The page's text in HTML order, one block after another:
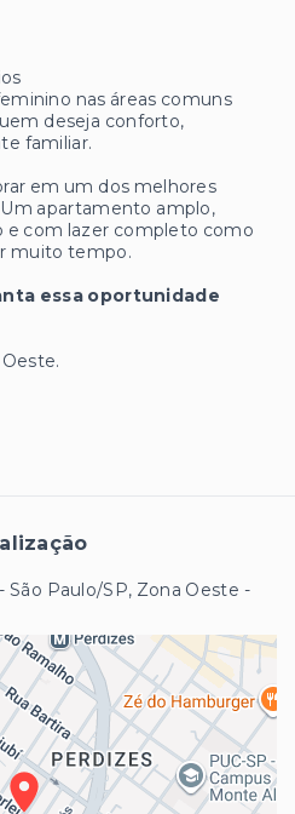
nas áreas comuns
deseja conforto,
familiar.
em um dos melhores
apartamento amplo,
e com lazer completo como
muito tempo.
essa oportunidade
São Paulo/SP, Zona Oeste -